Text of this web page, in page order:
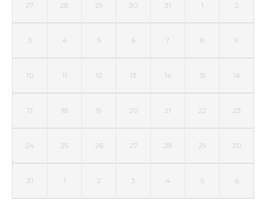
27 28 29 30 31 1 2
3 4 5 6 7 8 9
10 11 12 13 14 15 16
17 18 19 20 21 22 23
24 25 26 27 28 29 30
31 1 2 3 4 5 6